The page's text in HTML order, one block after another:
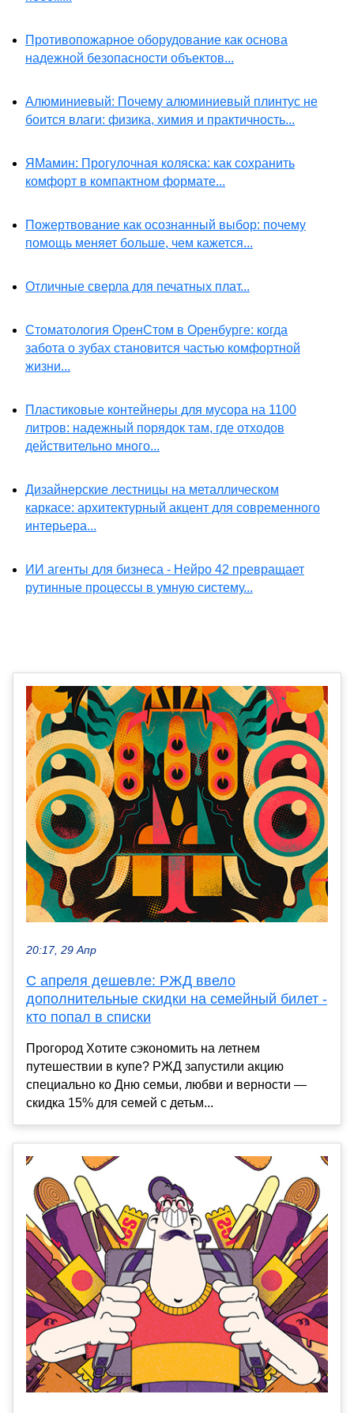
Противопожарное оборудование как основа
надежной безопасности объектов...
Алюминиевый: Почему алюминиевый плинтус не
боится влаги: физика, химия и практичность...
ЯМамин: Прогулочная коляска: как сохранить
комфорт в компактном формате...
Пожертвование как осознанный выбор: почему
помощь меняет больше, чем кажется...
Отличные сверла для печатных плат...
Стоматология ОренСтом в Оренбурге: когда
забота о зубах становится частью комфортной
жизни...
Пластиковые контейнеры для мусора на 1100
литров: надежный порядок там, где отходов
действительно много...
Дизайнерские лестницы на металлическом
каркасе: архитектурный акцент для современного
интерьера...
ИИ агенты для бизнеса - Нейро 42 превращает
рутинные процессы в умную систему...
20:17, 29 Апр
С апреля дешевле: РЖД ввело
дополнительные скидки на семейный билет -
кто попал в списки
Прогород Хотите сэкономить на летнем
путешествии в купе? РЖД запустили акцию
специально ко Дню семьи, любви и верности —
скидка 15% для семей с детьм...